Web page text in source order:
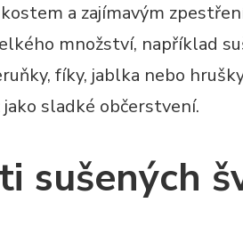
a zajímavým
množství, například
fíky, jablka nebo
sladké občerstvení.
sušených